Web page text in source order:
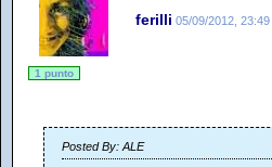
ferilli 05/09/2012, 23:49
1 punto
Posted By: ALE